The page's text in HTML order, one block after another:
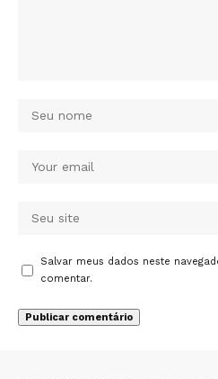
Salvar meus dados neste
comentar.